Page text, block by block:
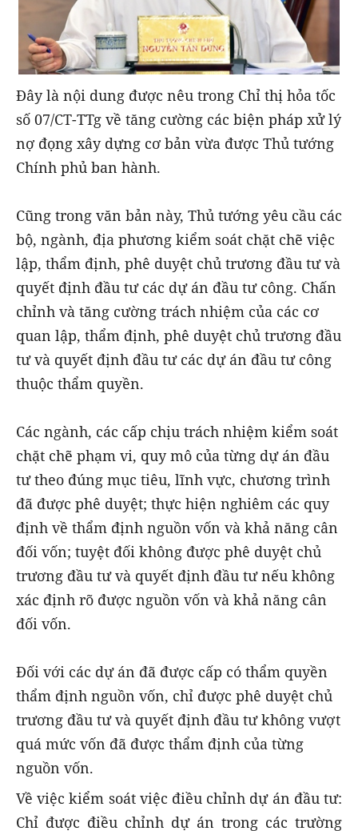
Đây là nội dung được nêu trong Chỉ thị hỏa tốc
số 07/CT-TTg về tăng cường các biện pháp xử lý
nợ đọng xây dựng cơ bản vừa được Thủ tướng
Chính phủ ban hành.
Cũng trong văn bản này, Thủ tướng yêu cầu các
bộ, ngành, địa phương kiểm soát chặt chẽ việc
lập, thẩm định, phê duyệt chủ trương đầu tư và
quyết định đầu tư các dự án đầu tư công. Chấn
chỉnh và tăng cường trách nhiệm của các cơ
quan lập, thẩm định, phê duyệt chủ trương đầu
tư và quyết định đầu tư các dự án đầu tư công
thuộc thẩm quyền.
Các ngành, các cấp chịu trách nhiệm kiểm soát
chặt chẽ phạm vi, quy mô của từng dự án đầu
tư theo đúng mục tiêu, lĩnh vực, chương trình
đã được phê duyệt; thực hiện nghiêm các quy
định về thẩm định nguồn vốn và khả năng cân
đối vốn; tuyệt đối không được phê duyệt chủ
trương đầu tư và quyết định đầu tư nếu không
xác định rõ được nguồn vốn và khả năng cân
đối vốn.
Đối với các dự án đã được cấp có thẩm quyền
thẩm định nguồn vốn, chỉ được phê duyệt chủ
trương đầu tư và quyết định đầu tư không vượt
quá mức vốn đã được thẩm định của từng
nguồn vốn.
Về việc kiểm soát việc điều chỉnh dự án đầu tư:
Chỉ được điều chỉnh dự án trong các trường